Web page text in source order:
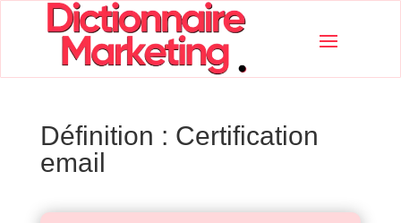
Définition : Certification
email